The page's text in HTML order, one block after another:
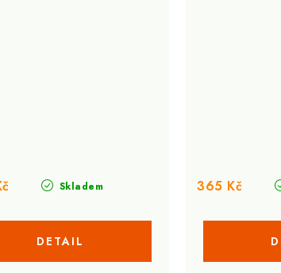
Skladem 365 Kč